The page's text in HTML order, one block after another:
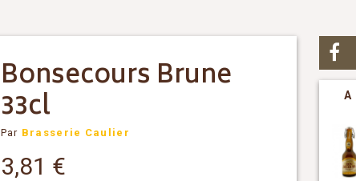
Bonsecours Brune
33cl
Par Brasserie Caulier
3,81 €
A